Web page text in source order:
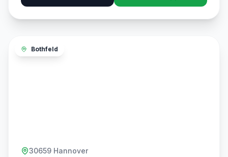
Bothfeld
30659 Hannover